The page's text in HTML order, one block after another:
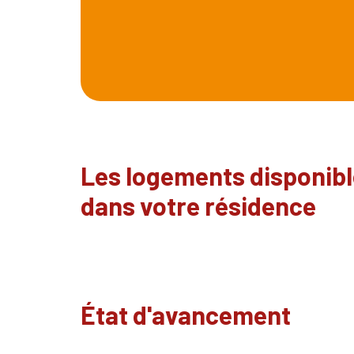
Les logements
dans votre résidence
État d'avancement